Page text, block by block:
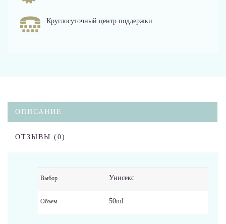
Круглосуточный центр поддержки
ОПИСАНИЕ
ОТЗЫВЫ (0)
Выбор Унисекс
Объем 50ml